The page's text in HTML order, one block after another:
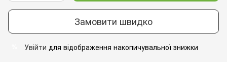
Замовити швидко
Увійти для відображення накопичувальної знижки